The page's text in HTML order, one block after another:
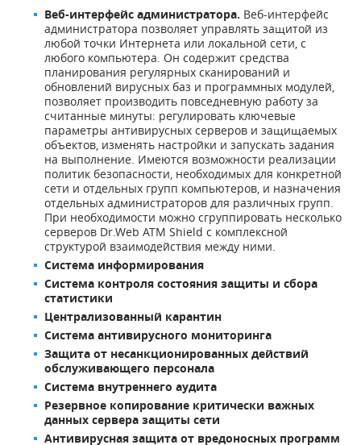
Веб-интерфейс администратора. Веб-интерфейс
администратора позволяет управлять защитой из
любой точки Интернета или локальной сети, с
любого компьютера. Он содержит средства
планирования регулярных сканирований и
обновлений вирусных баз и программных модулей,
позволяет производить повседневную работу за
считанные минуты: регулировать ключевые
параметры антивирусных серверов и защищаемых
объектов, изменять настройки и запускать задания
на выполнение. Имеются возможности реализации
политик безопасности, необходимых для конкретной
сети и отдельных групп компьютеров, и назначения
отдельных администраторов для различных групп.
При необходимости можно сгруппировать несколько
серверов Dr.Web ATM Shield с комплексной
структурой взаимодействия между ними.
Система информирования
Система контроля состояния защиты и сбора
статистики
Централизованный карантин
Система антивирусного мониторинга
Защита от несанкционированных действий
обслуживающего персонала
Система внутреннего аудита
Резервное копирование критически важных
данных сервера защиты сети
Антивирусная защита от вредоносных программ